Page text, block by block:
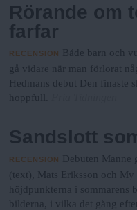
i
a
.
N
u
Rörande om
farfar
RECENSION
Både barn och
gå vidare när man förlorat
Hedmans debut Den finaste
hoppfull.
Sandslott
RECENSION
Debuten Manne
(text), Mats Eriksson och My
höjdpunkterna i
bilderna, i vilka det gång